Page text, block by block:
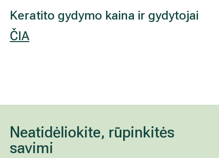
Keratito gydymo kaina ir gydytojai
ČIA
Neatidėliokite, rūpinkitės
savimi